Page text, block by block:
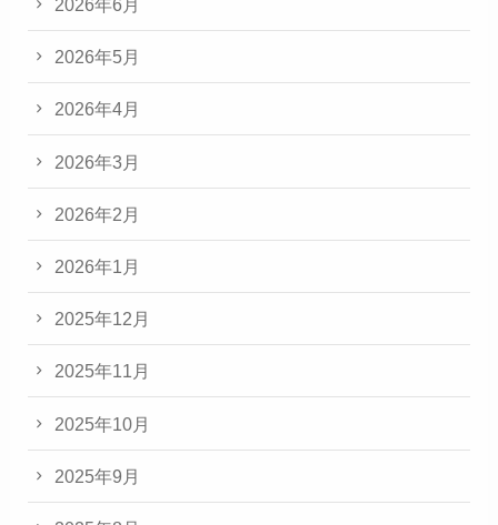
2026年6月
2026年5月
2026年4月
2026年3月
2026年2月
2026年1月
2025年12月
2025年11月
2025年10月
2025年9月